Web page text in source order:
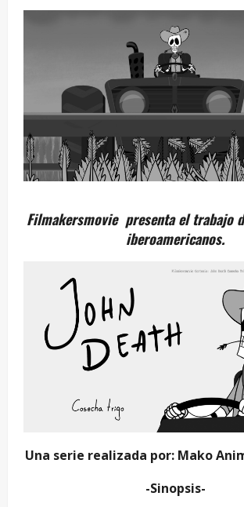
Filmakersmovie presenta el trabajo
iberoamericanos.
Una serie realizada por: Mako
-Sinopsis-